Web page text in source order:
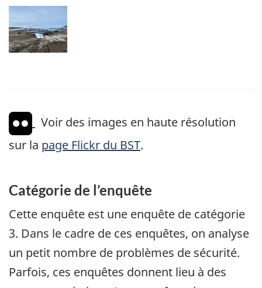
Image
Voir des images en haute résolution
sur la page Flickr du BST.
Catégorie de l’enquête
Cette enquête est une enquête de catégorie
3. Dans le cadre de ces enquêtes, on analyse
un petit nombre de problèmes de sécurité.
Parfois, ces enquêtes donnent lieu à des